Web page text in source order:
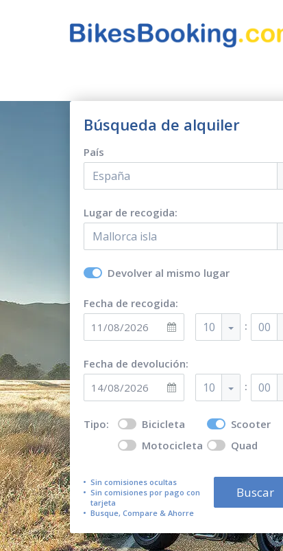
Búsqueda de alquiler
País
España
Lugar de recogida:
Mallorca isla
Devolver al mismo lugar
Fecha de recogida:
10 : 00
Fecha de devolución:
10 : 00
Tipo: Bicicleta
Scooter
Motocicleta
Quad
Sin comisiones ocultas
Sin comisiones por pago con
tarjeta
Busque, Compare & Ahorre
Buscar